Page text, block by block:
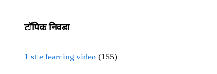
टॉपिक निवडा
1 st e learning video (155)